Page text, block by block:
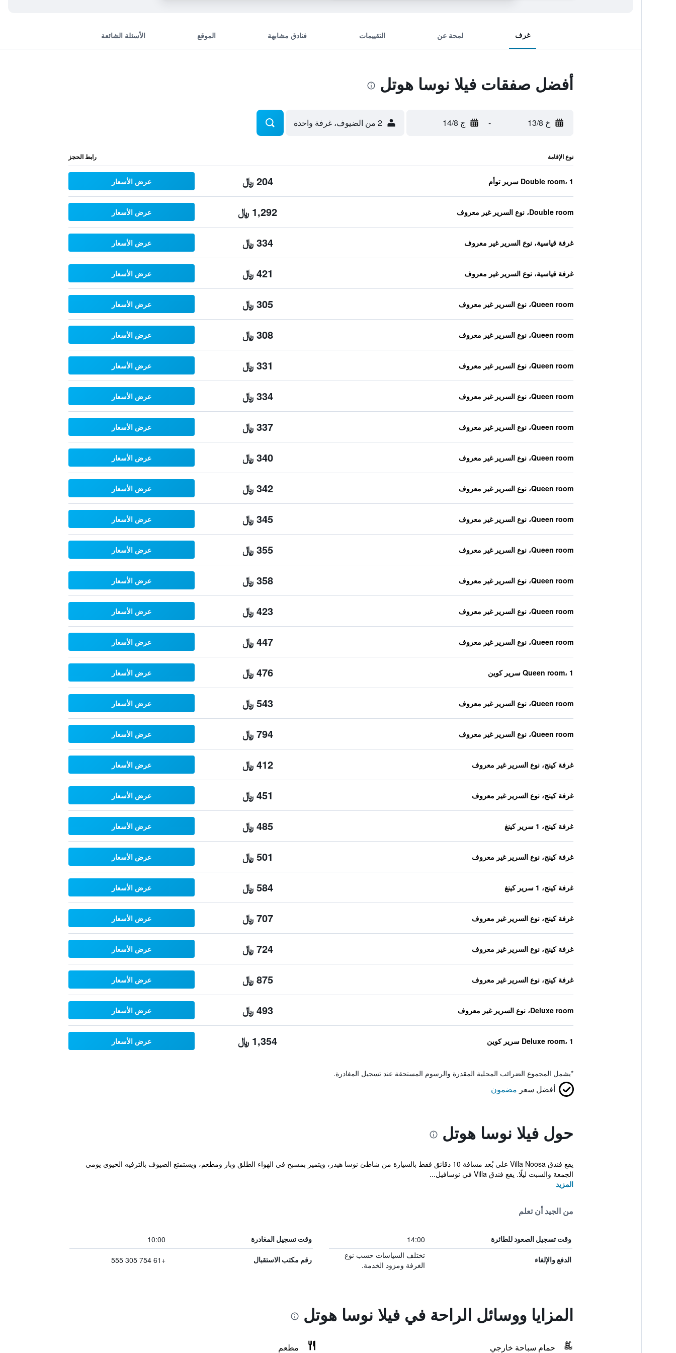
غرف لمحة عن التقييمات فنادق مشابهة الموقع الأسئلة الشائعة
أفضل صفقات فيلا نوسا هوتل
خ 13/8 - ج 14/8 2 من الضيوف، غرفة واحدة
نوع الإقامة رابط الحجز
Double room، 1 سرير توأم 204 ﷼ عرض الأسعار
Double room، نوع السرير غير معروف 1,292 ﷼ عرض الأسعار
غرفة قياسية، نوع السرير غير معروف 334 ﷼ عرض الأسعار
غرفة قياسية، نوع السرير غير معروف 421 ﷼ عرض الأسعار
Queen room، نوع السرير غير معروف 305 ﷼ عرض الأسعار
Queen room، نوع السرير غير معروف 308 ﷼ عرض الأسعار
Queen room، نوع السرير غير معروف 331 ﷼ عرض الأسعار
Queen room، نوع السرير غير معروف 334 ﷼ عرض الأسعار
Queen room، نوع السرير غير معروف 337 ﷼ عرض الأسعار
Queen room، نوع السرير غير معروف 340 ﷼ عرض الأسعار
Queen room، نوع السرير غير معروف 342 ﷼ عرض الأسعار
Queen room، نوع السرير غير معروف 345 ﷼ عرض الأسعار
Queen room، نوع السرير غير معروف 355 ﷼ عرض الأسعار
Queen room، نوع السرير غير معروف 358 ﷼ عرض الأسعار
Queen room، نوع السرير غير معروف 423 ﷼ عرض الأسعار
Queen room، نوع السرير غير معروف 447 ﷼ عرض الأسعار
Queen room، 1 سرير كوين 476 ﷼ عرض الأسعار
Queen room، نوع السرير غير معروف 543 ﷼ عرض الأسعار
Queen room، نوع السرير غير معروف 794 ﷼ عرض الأسعار
غرفة كينج، نوع السرير غير معروف 412 ﷼ عرض الأسعار
غرفة كينج، نوع السرير غير معروف 451 ﷼ عرض الأسعار
غرفة كينج، 1 سرير كينغ 485 ﷼ عرض الأسعار
غرفة كينج، نوع السرير غير معروف 501 ﷼ عرض الأسعار
غرفة كينج، 1 سرير كينغ 584 ﷼ عرض الأسعار
غرفة كينج، نوع السرير غير معروف 707 ﷼ عرض الأسعار
غرفة كينج، نوع السرير غير معروف 724 ﷼ عرض الأسعار
غرفة كينج، نوع السرير غير معروف 875 ﷼ عرض الأسعار
Deluxe room، نوع السرير غير معروف 493 ﷼ عرض الأسعار
Deluxe room، 1 سرير كوين 1,354 ﷼ عرض الأسعار
*يشمل المجموع الضرائب المحلية المقدرة والرسوم المستحقة عند تسجيل المغادرة.
أفضل سعر مضمون
حول فيلا نوسا هوتل
يقع فندق Villa Noosa على بُعد مسافة 10 دقائق فقط بالسيارة من شاطئ نوسا هيدز، ويتميز بمسبح في الهواء الطلق وبار ومطعم، ويستمتع الضيوف بالترفيه الحيوي يومي
الجمعة والسبت ليلًا. يقع فندق Villa في نوسافيل...
المزيد
من الجيد أن تعلم
وقت تسجيل الصعود للطائرة 14:00 وقت تسجيل المغادرة 10:00
الدفع والإلغاء
تختلف السياسات حسب نوع
الغرفة ومزود الخدمة.
رقم مكتب الاستقبال +61 754 305 555
المزايا ووسائل الراحة في فيلا نوسا هوتل
حمام سباحة خارجي مطعم